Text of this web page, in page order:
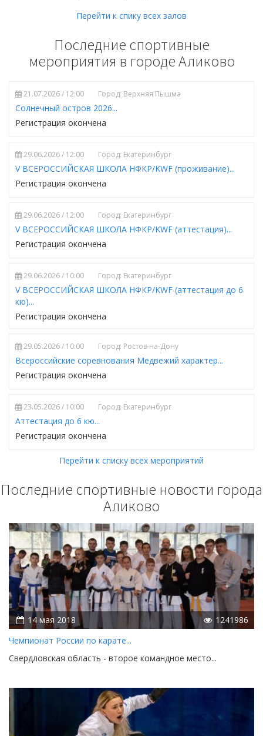
Перейти к спику всех залов
Последние спортивные
мероприятия в городе Аликово
21.07.2026 / 12:00 Город: Верхняя Пышма
Солнечный остров 2026...
Регистрация окончена
29.06.2026 / 12:00 Город: Екатеринбург
V ВСЕРОССИЙСКАЯ ШКОЛА НФКР/KWF (проживание)...
Регистрация окончена
29.06.2026 / 12:00 Город: Екатеринбург
V ВСЕРОССИЙСКАЯ ШКОЛА НФКР/KWF (аттестация)...
Регистрация окончена
29.06.2026 / 10:00 Город: Екатеринбург
V ВСЕРОССИЙСКАЯ ШКОЛА НФКР/KWF (аттестация до 6
кю)...
Регистрация окончена
29.05.2026 / 10:00 Город: Ростов-на-Дону
Всероссийские соревнования Медвежий характер...
Регистрация окончена
23.05.2026 / 10:00 Город: Екатеринбург
Аттестация до 6 кю...
Регистрация окончена
Перейти к списку всех мероприятий
Последние спортивные новости города
Аликово
14 мая 2018
1241986
Чемпионат России по карате...
Свердловская область - второе командное место...